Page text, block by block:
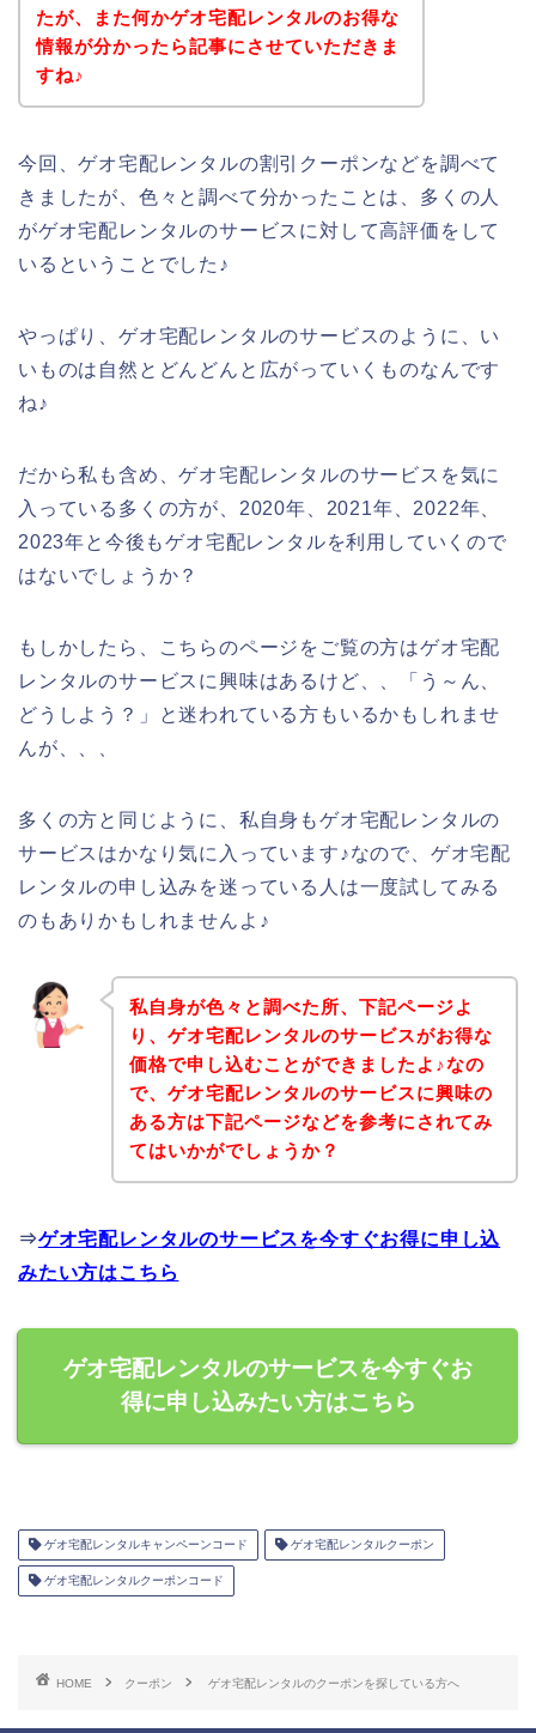
たが、また何かゲオ宅配レンタルのお得な
情報が分かったら記事にさせていただきま
すね♪
今回、ゲオ宅配レンタルの割引クーポンなどを調べて
きましたが、色々と調べて分かったことは、多くの人
がゲオ宅配レンタルのサービスに対して高評価をして
いるということでした♪
やっぱり、ゲオ宅配レンタルのサービスのように、い
いものは自然とどんどんと広がっていくものなんです
ね♪
だから私も含め、ゲオ宅配レンタルのサービスを気に
入っている多くの方が、2020年、2021年、2022年、
2023年と今後もゲオ宅配レンタルを利用していくので
はないでしょうか？
もしかしたら、こちらのページをご覧の方はゲオ宅配
レンタルのサービスに興味はあるけど、、「う～ん、
どうしよう？」と迷われている方もいるかもしれませ
んが、、、
多くの方と同じように、私自身もゲオ宅配レンタルの
サービスはかなり気に入っています♪なので、ゲオ宅配
レンタルの申し込みを迷っている人は一度試してみる
のもありかもしれませんよ♪
私自身が色々と調べた所、下記ページよ
り、ゲオ宅配レンタルのサービスがお得な
価格で申し込むことができましたよ♪なの
で、ゲオ宅配レンタルのサービスに興味の
ある方は下記ページなどを参考にされてみ
てはいかがでしょうか？
⇒ゲオ宅配レンタルのサービスを今すぐお得に申し込
みたい方はこちら
ゲオ宅配レンタルのサービスを今すぐお
得に申し込みたい方はこちら
ゲオ宅配レンタルキャンペーンコード ゲオ宅配レンタルクーポン
ゲオ宅配レンタルクーポンコード
HOME クーポン ゲオ宅配レンタルのクーポンを探している方へ